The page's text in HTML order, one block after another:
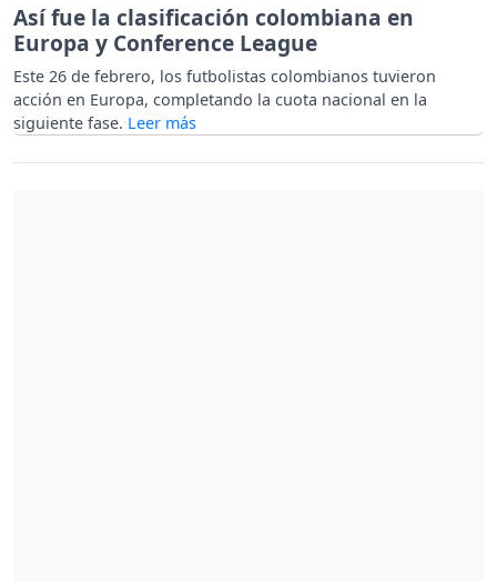
Así fue la clasificación colombiana en
Europa y Conference League
Este 26 de febrero, los futbolistas colombianos tuvieron
acción en Europa, completando la cuota nacional en la
siguiente fase.